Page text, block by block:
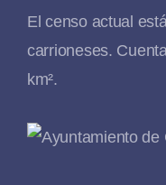
El censo actual
carrioneses.
km².